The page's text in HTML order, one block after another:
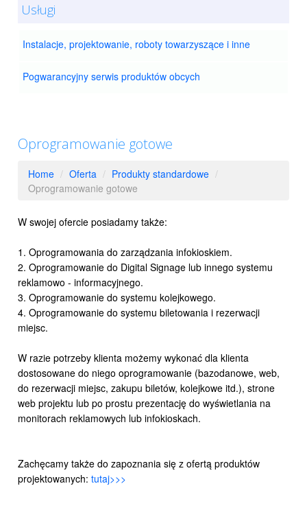
Usługi
Instalacje, projektowanie, roboty towarzyszące i inne
Pogwarancyjny serwis produktów obcych
Oprogramowanie gotowe
Home / Oferta / Produkty standardowe /
Oprogramowanie gotowe
W swojej ofercie posiadamy także:
1. Oprogramowania do zarządzania infokioskiem.
2. Oprogramowanie do Digital Signage lub innego systemu
reklamowo - informacyjnego.
3. Oprogramowanie do systemu kolejkowego.
4. Oprogramowanie do systemu biletowania i rezerwacji
miejsc.
W razie potrzeby klienta możemy wykonać dla klienta
dostosowane do niego oprogramowanie (bazodanowe, web,
do rezerwacji miejsc, zakupu biletów, kolejkowe itd.), strone
web projektu lub po prostu prezentację do wyświetlania na
monitorach reklamowych lub infokioskach.
Zachęcamy także do zapoznania się z ofertą produktów
projektowanych: tutaj>>>